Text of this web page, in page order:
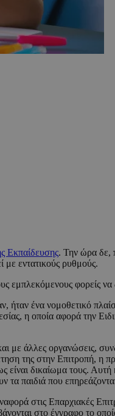
Εκπαίδευσης. Την ώρα δε,
με εντατικούς ρυθμούς.
εμπλεκόμενους φορείς να
ήταν ένα νομοθετικό
η οποία αφορά την
άλλες οργανώσεις,
της στην
είναι δικαίωμα τους.
τα παιδιά που
στις Επαρχιακές
στο έγγραφο το